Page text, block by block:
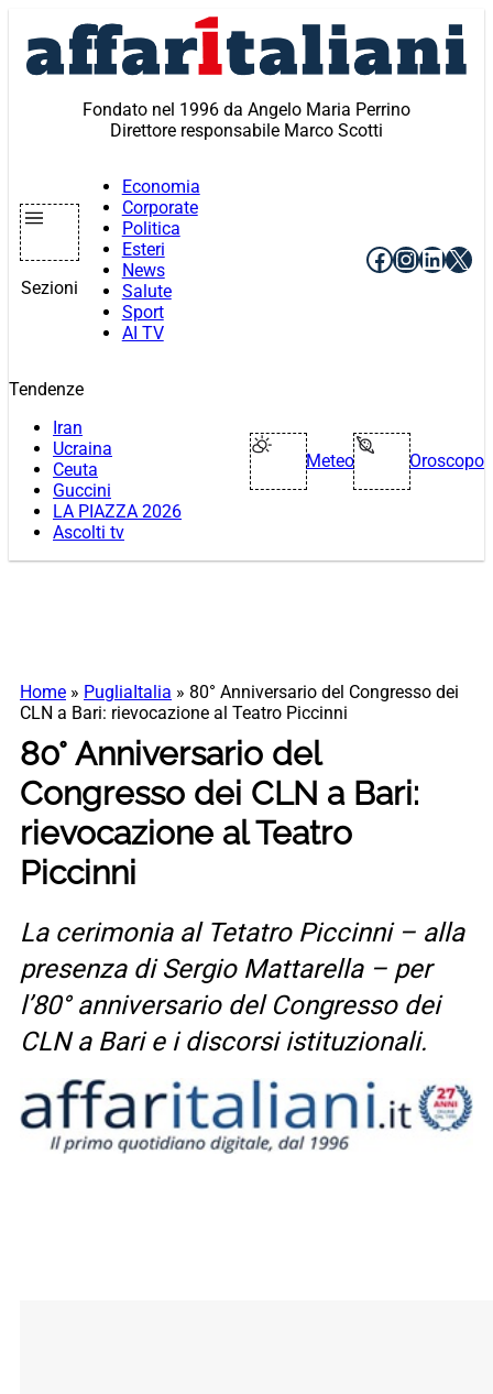
contenuto
Fondato nel 1996 da Angelo Maria Perrino
Direttore responsabile Marco Scotti
Sezioni
Economia
Corporate
Politica
Esteri
News
Salute
Sport
AI TV
Facebook
X
Tendenze
Iran
Ucraina
Ceuta
Guccini
LA PIAZZA 2026
Ascolti tv
Meteo Oroscopo
Home » PugliaItalia » 80° Anniversario del Congresso dei
CLN a Bari: rievocazione al Teatro Piccinni
80° Anniversario del
Congresso dei CLN a Bari:
rievocazione al Teatro
Piccinni
La cerimonia al Tetatro Piccinni – alla
presenza di Sergio Mattarella – per
l’80° anniversario del Congresso dei
CLN a Bari e i discorsi istituzionali.